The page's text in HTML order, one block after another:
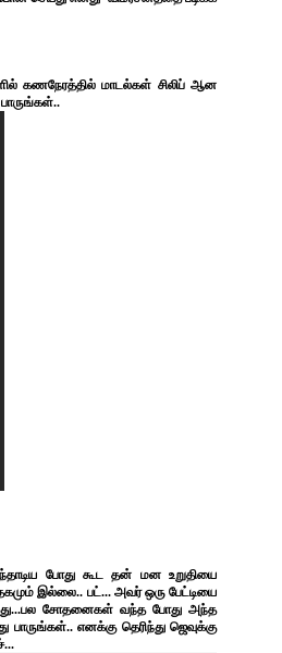
கணநேரத்தில் மாடல்கள் சிலிப் ஆன
போது கூட தன் மன உறுதியை
இல்லை.. பட்... அவர் ஒரு பேட்டியை
சோதனைகள் வந்த போது அந்த
எனக்கு தெரிந்து ஜெவுக்கு